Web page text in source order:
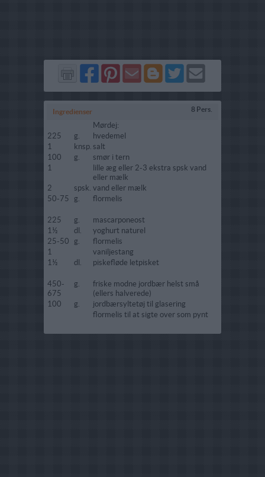
Del
på
Del
på
Send
via
Del
på
Del
på
Send
Ingredienser 8 Pers.
Mørdej:
225
g.
hvedemel
1
knsp. salt
100
g.
smør i tern
1
lille æg eller 2-3 ekstra spsk vand
eller mælk
2
spsk. vand eller mælk
50-75
g. flormelis
225 g.
mascarponeost
1½
dl.
yoghurt naturel
25-50
g.
flormelis
1
vaniljestang
1½
dl. piskefløde letpisket
450-
675
g.
friske modne jordbær helst små
(ellers halverede)
100
g.
jordbærsyltetøj til glasering
flormelis til at sigte over som pynt